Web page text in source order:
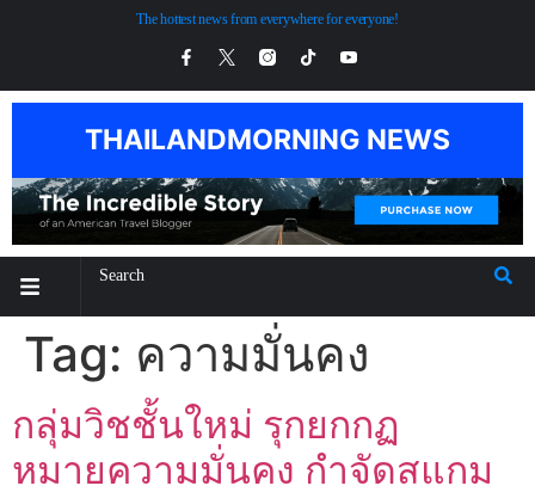
The hottest news from everywhere for everyone!
THAILANDMORNING NEWS
Tag: ความมั่นคง
กลุ่มวิชชั้นใหม่ รุกยกกฏ
หมายความมั่นคง กำจัดสแกม